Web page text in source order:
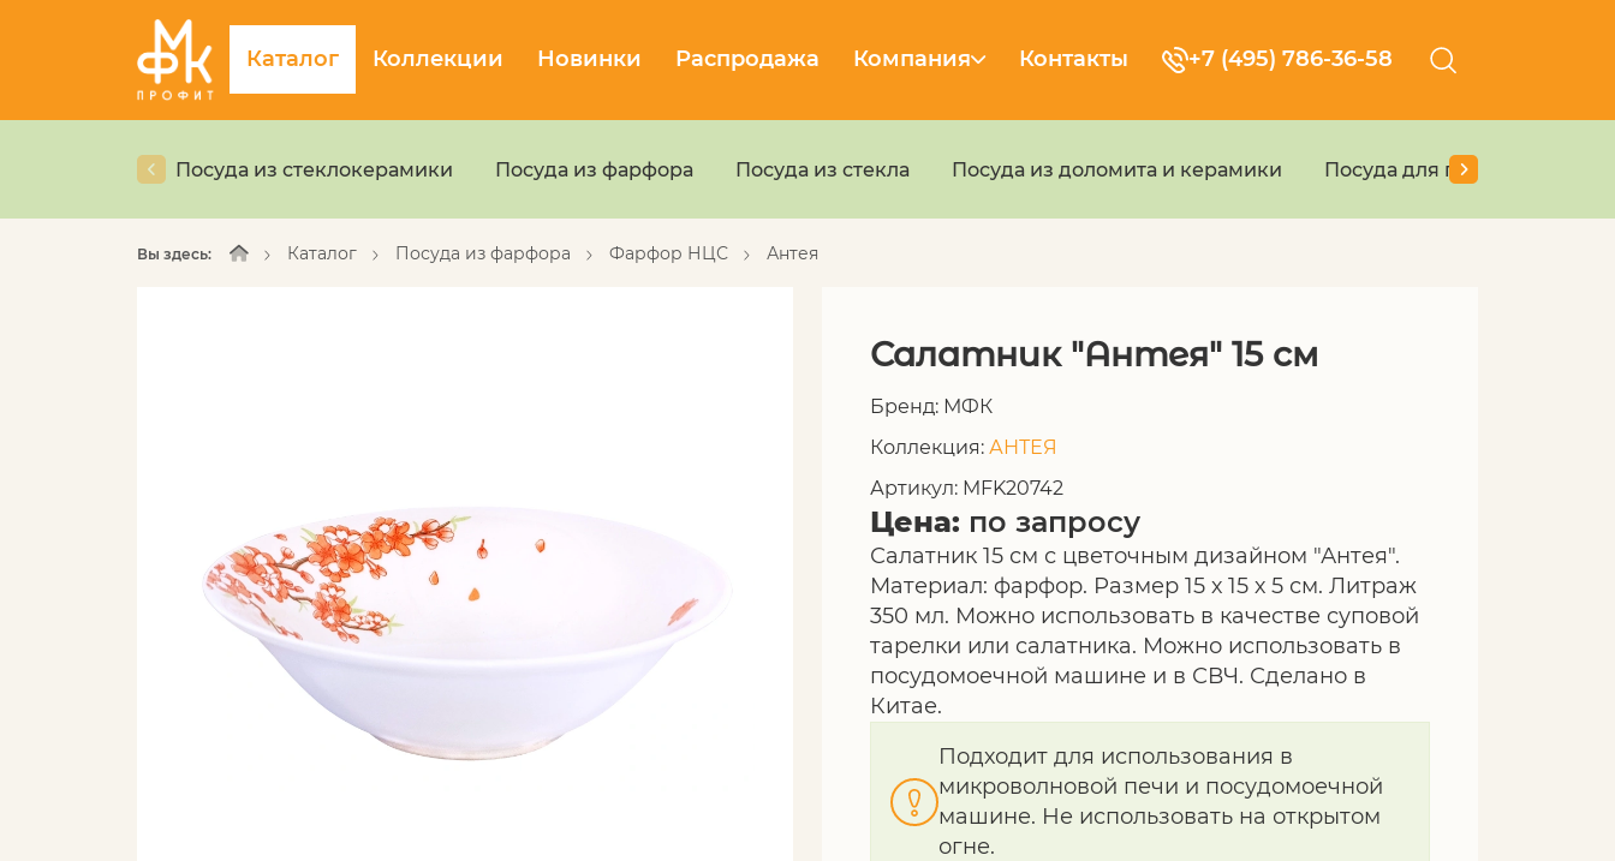
Каталог Коллекции Новинки Распродажа Компания Контакты +7 (495) 786-36-58
Посуда из стеклокерамики Посуда из фарфора Посуда из стекла Посуда из доломита и керамики Посуда для приготовления
Вы здесь: Каталог Посуда из фарфора Фарфор НЦС Антея
Салатник "Антея" 15 см
Бренд: МФК
Коллекция: АНТЕЯ
Артикул: MFK20742
Цена: по запросу
Салатник 15 см с цветочным дизайном "Антея".
Материал: фарфор. Размер 15 х 15 х 5 см. Литраж
350 мл. Можно использовать в качестве суповой
тарелки или салатника. Можно использовать в
посудомоечной машине и в СВЧ. Сделано в
Китае.
Подходит для использования в
микроволновой печи и посудомоечной
машине. Не использовать на открытом
огне.